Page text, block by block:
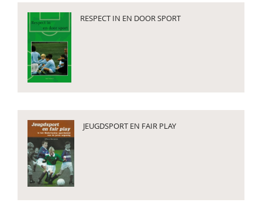
RESPECT IN EN DOOR SPORT
JEUGDSPORT EN FAIR PLAY